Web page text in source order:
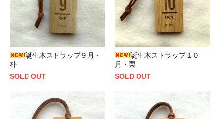
誕生木ストラップ９月・
朴
SOLD OUT
誕生木ストラップ１０
月・栗
SOLD OUT